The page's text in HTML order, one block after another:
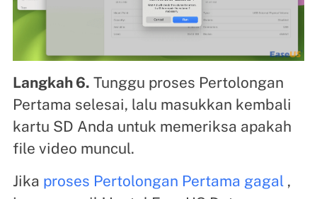
Langkah 6. Tunggu proses Pertolongan
Pertama selesai, lalu masukkan kembali
kartu SD Anda untuk memeriksa apakah
file video muncul.
Jika proses Pertolongan Pertama gagal,